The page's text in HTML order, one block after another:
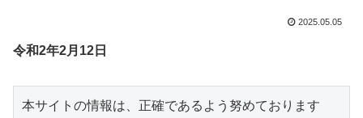
2025.05.05
令和2年2月12日
本サイトの情報は、正確であるよう努めております